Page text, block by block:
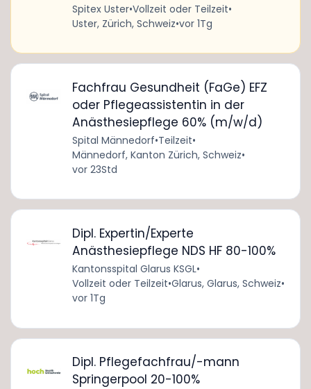
Spitex Uster•Vollzeit oder Teilzeit•
Uster, Zürich, Schweiz•vor 1Tg
Fachfrau Gesundheit (FaGe) EFZ
oder Pflegeassistentin in der
Anästhesiepflege 60% (m/w/d)
Spital Männedorf•Teilzeit•
Männedorf, Kanton Zürich, Schweiz•
vor 23Std
Dipl. Expertin/Experte
Anästhesiepflege NDS HF 80-100%
Kantonsspital Glarus KSGL•
Vollzeit oder Teilzeit•Glarus, Glarus, Schweiz•
vor 1Tg
Dipl. Pflegefachfrau/-mann
Springerpool 20-100%